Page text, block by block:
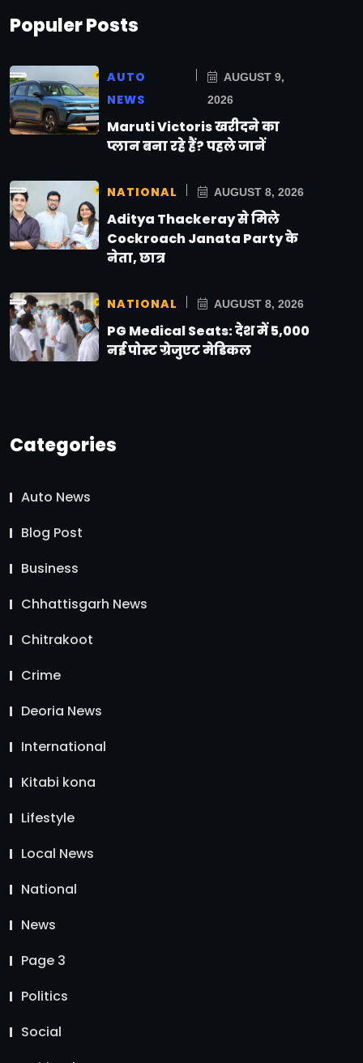
Populer Posts
AUTO
NEWS
AUGUST 9,
2026
Maruti Victoris खरीदने का
प्लान बना रहे हैं? पहले जानें
NATIONAL AUGUST 8, 2026
Aditya Thackeray से मिले
Cockroach Janata Party के
नेता, छात्र
NATIONAL AUGUST 8, 2026
PG Medical Seats: देश में 5,000
नई पोस्ट ग्रेजुएट मेडिकल
Categories
Auto News
Blog Post
Business
Chhattisgarh News
Chitrakoot
Crime
Deoria News
International
Kitabi kona
Lifestyle
Local News
National
News
Page 3
Politics
Social